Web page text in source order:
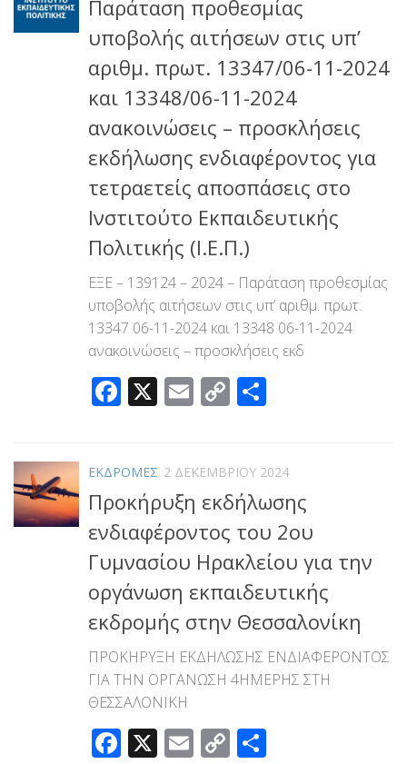
Παράταση προθεσμίας
υποβολής αιτήσεων στις υπ’
αριθμ. πρωτ. 13347/06-11-2024
και 13348/06-11-2024
ανακοινώσεις – προσκλήσεις
εκδήλωσης ενδιαφέροντος για
τετραετείς αποσπάσεις στο
Ινστιτούτο Εκπαιδευτικής
Πολιτικής (Ι.Ε.Π.)
ΕΞΕ – 139124 – 2024 – Παράταση προθεσμίας
υποβολής αιτήσεων στις υπ’ αριθμ. πρωτ.
13347 06-11-2024 και 13348 06-11-2024
ανακοινώσεις – προσκλήσεις εκδ
Facebook
X Email
Copy
ΕΚΔΡΟΜΕΣ 2 ΔΕΚΕΜΒΡΊΟΥ 2024
Προκήρυξη εκδήλωσης
ενδιαφέροντος του 2ου
Γυμνασίου Ηρακλείου για την
οργάνωση εκπαιδευτικής
εκδρομής στην Θεσσαλονίκη
ΠΡΟΚΗΡΥΞΗ ΕΚΔΗΛΩΣΗΣ ΕΝΔΙΑΦΕΡΟΝΤΟΣ
ΓΙΑ ΤΗΝ ΟΡΓΑΝΩΣΗ 4ΗΜΕΡΗΣ ΣΤΗ
ΘΕΣΣΑΛΟΝΙΚΗ
Facebook
X Email
Copy